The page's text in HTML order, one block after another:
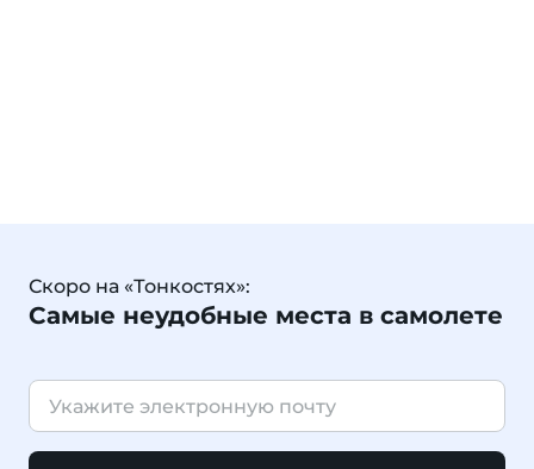
Скоро на «Тонкостях»:
Самые неудобные места в самолете